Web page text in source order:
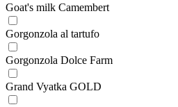
Goat's milk Camembert
Gorgonzola al tartufo
Gorgonzola Dolce Farm
Grand Vyatka GOLD